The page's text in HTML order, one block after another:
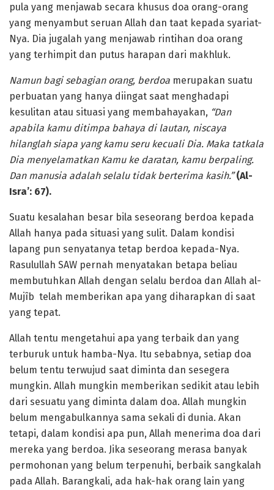
pula yang menjawab secara khusus doa orang-orang
yang menyambut seruan Allah dan taat kepada syariat-
Nya. Dia jugalah yang menjawab rintihan doa orang
yang terhimpit dan putus harapan dari makhluk.
Namun bagi sebagian orang, berdoa merupakan suatu
perbuatan yang hanya diingat saat menghadapi
kesulitan atau situasi yang membahayakan, “Dan
apabila kamu ditimpa bahaya di lautan, niscaya
hilanglah siapa yang kamu seru kecuali Dia. Maka tatkala
Dia menyelamatkan Kamu ke daratan, kamu berpaling.
Dan manusia adalah selalu tidak berterima kasih.”(Al-
Isra’: 67).
Suatu kesalahan besar bila seseorang berdoa kepada
Allah hanya pada situasi yang sulit. Dalam kondisi
lapang pun senyatanya tetap berdoa kepada-Nya.
Rasulullah SAW pernah menyatakan betapa beliau
membutuhkan Allah dengan selalu berdoa dan Allah al-
Mujîb telah memberikan apa yang diharapkan di saat
yang tepat.
Allah tentu mengetahui apa yang terbaik dan yang
terburuk untuk hamba-Nya. Itu sebabnya, setiap doa
belum tentu terwujud saat diminta dan sesegera
mungkin. Allah mungkin memberikan sedikit atau lebih
dari sesuatu yang diminta dalam doa. Allah mungkin
belum mengabulkannya sama sekali di dunia. Akan
tetapi, dalam kondisi apa pun, Allah menerima doa dari
mereka yang berdoa. Jika seseorang merasa banyak
permohonan yang belum terpenuhi, berbaik sangkalah
pada Allah. Barangkali, ada hak-hak orang lain yang